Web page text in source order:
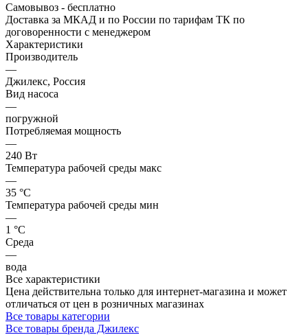
Самовывоз - бесплатно
Доставка за МКАД и по России по тарифам ТК по
договоренности с менеджером
Характеристики
Производитель
—
Джилекс, Россия
Вид насоса
—
погружной
Потребляемая мощность
—
240 Вт
Температура рабочей среды макс
—
35 °С
Температура рабочей среды мин
—
1 °С
Среда
—
вода
Все характеристики
Цена действительна только для интернет-магазина и может
отличаться от цен в розничных магазинах
Все товары категории
Все товары бренда Джилекс